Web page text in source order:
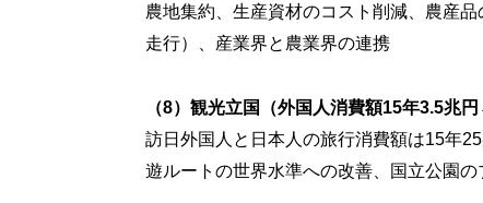
農地集約、生産資材のコスト削減、農産
走行）、産業界と農業界の連携
（8）観光立国（外国人消費額15年3.5兆
訪日外国人と日本人の旅行消費額は15年
遊ルートの世界水準への改善、国立公園